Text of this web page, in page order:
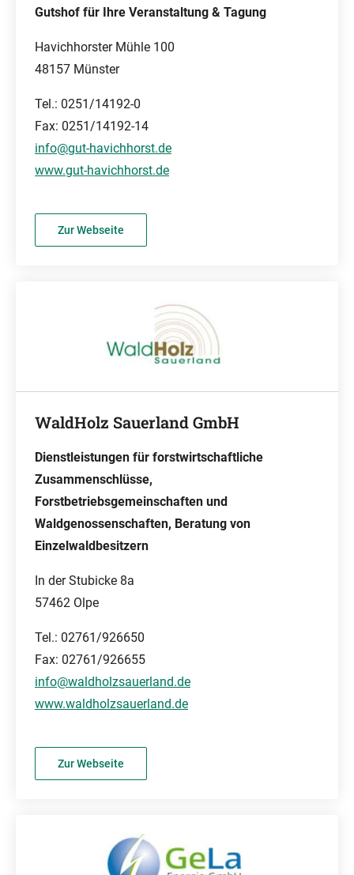
Gutshof für Ihre Veranstaltung & Tagung
Havichhorster Mühle 100
48157 Münster
Tel.: 0251/14192-0
Fax: 0251/14192-14
info@gut-havichhorst.de
www.gut-havichhorst.de
Zur Webseite
WaldHolz Sauerland GmbH
Dienstleistungen für forstwirtschaftliche
Zusammenschlüsse,
Forstbetriebsgemeinschaften und
Waldgenossenschaften, Beratung von
Einzelwaldbesitzern
In der Stubicke 8a
57462 Olpe
Tel.: 02761/926650
Fax: 02761/926655
info@waldholzsauerland.de
www.waldholzsauerland.de
Zur Webseite